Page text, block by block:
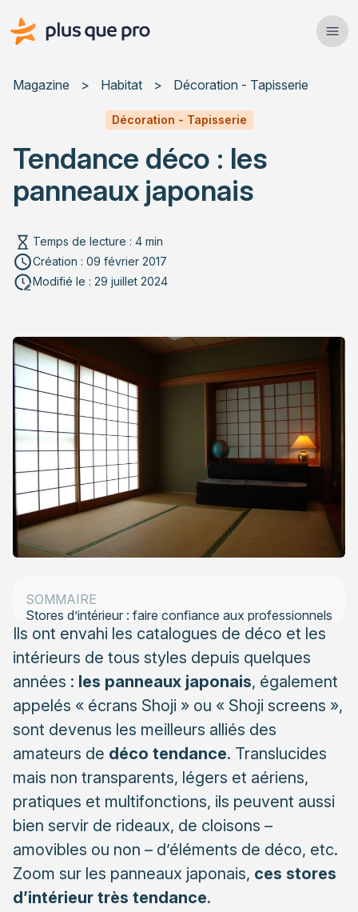
Plus que pro Mag'
Services
Actualités
Rechercher un article
Magazine > Habitat > Décoration - Tapisserie
Décoration - Tapisserie
Tendance déco : les
panneaux japonais
Temps de lecture : 4 min
Création : 09 février 2017
Modifié le : 29 juillet 2024
Ils ont envahi les catalogues de déco et les
intérieurs de tous styles depuis quelques
années : les panneaux japonais, également
appelés « écrans Shoji » ou « Shoji screens »,
sont devenus les meilleurs alliés des
amateurs de déco tendance. Translucides
mais non transparents, légers et aériens,
pratiques et multifonctions, ils peuvent aussi
bien servir de rideaux, de cloisons –
amovibles ou non – d’éléments de déco, etc.
Zoom sur les panneaux japonais, ces stores
d’intérieur très tendance.
SOMMAIRE
Panneaux japonais : définition, matériaux
Stores d’intérieur : faire confiance aux professionnels